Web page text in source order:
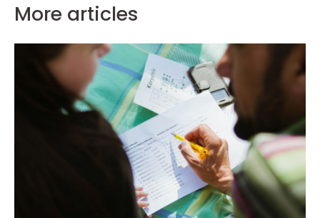
More articles